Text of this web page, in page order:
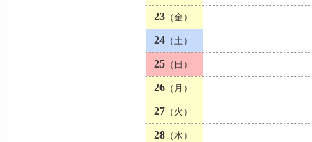
23 （金）
24 （土）
25 （日）
26 （月）
27 （火）
28 （水）